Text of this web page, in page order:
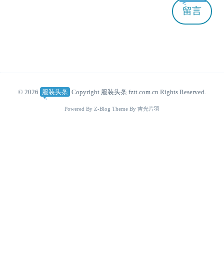
留言
© 2026 服装头条 Copyright 服装头条 fztt.com.cn Rights Reserved.
Powered By Z-Blog Theme By 吉光片羽